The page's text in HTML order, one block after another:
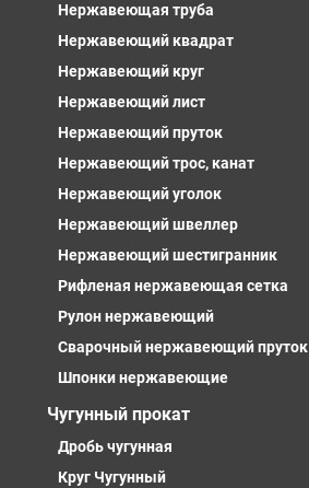
Нержавеющая труба
Нержавеющий квадрат
Нержавеющий круг
Нержавеющий лист
Нержавеющий пруток
Нержавеющий трос, канат
Нержавеющий уголок
Нержавеющий швеллер
Нержавеющий шестигранник
Рифленая нержавеющая сетка
Рулон нержавеющий
Сварочный нержавеющий пруток
Шпонки нержавеющие
Чугунный прокат
Дробь чугунная
Круг Чугунный